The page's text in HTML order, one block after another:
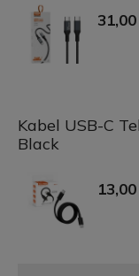
31,00
Kabel USB-C
Black
13,00